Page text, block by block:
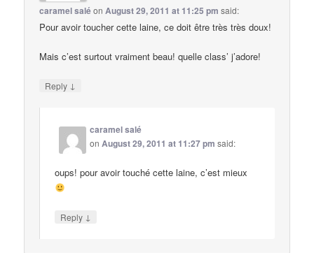
caramel saléon August 29, 2011 at 11:25 pm said:
Pour avoir toucher cette laine, ce doit être très très doux!
Mais c’est surtout vraiment beau! quelle class’ j’adore!
Reply ↓
caramel salé
on August 29, 2011 at 11:27 pm said:
oups! pour avoir touché cette laine, c’est mieux
Reply ↓